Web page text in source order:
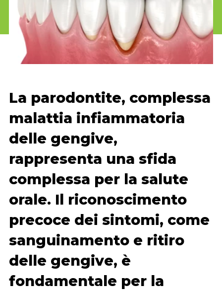
La parodontite, complessa
malattia infiammatoria
delle gengive,
rappresenta una sfida
complessa per la salute
orale. Il riconoscimento
precoce dei sintomi, come
sanguinamento e ritiro
delle gengive, è
fondamentale per la